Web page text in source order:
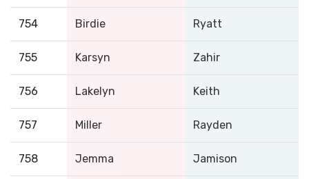
754 Birdie Ryatt
755 Karsyn Zahir
756 Lakelyn Keith
757 Miller Rayden
758 Jemma Jamison